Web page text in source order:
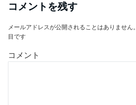
コメントを残す
メールアドレスが公開されることはありません。
目です
コメント